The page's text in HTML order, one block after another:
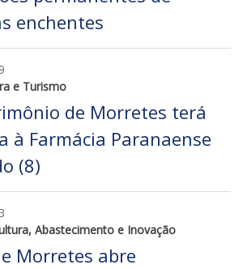
enchentes
e Turismo
de Morretes terá
à Farmácia Paranaense
(8)
Abastecimento e Inovação
Morretes abre